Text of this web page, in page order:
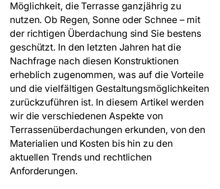
Möglichkeit, die Terrasse ganzjährig zu
nutzen. Ob Regen, Sonne oder Schnee – mit
der richtigen Überdachung sind Sie bestens
geschützt. In den letzten Jahren hat die
Nachfrage nach diesen Konstruktionen
erheblich zugenommen, was auf die Vorteile
und die vielfältigen Gestaltungsmöglichkeiten
zurückzuführen ist. In diesem Artikel werden
wir die verschiedenen Aspekte von
Terrassenüberdachungen erkunden, von den
Materialien und Kosten bis hin zu den
aktuellen Trends und rechtlichen
Anforderungen.